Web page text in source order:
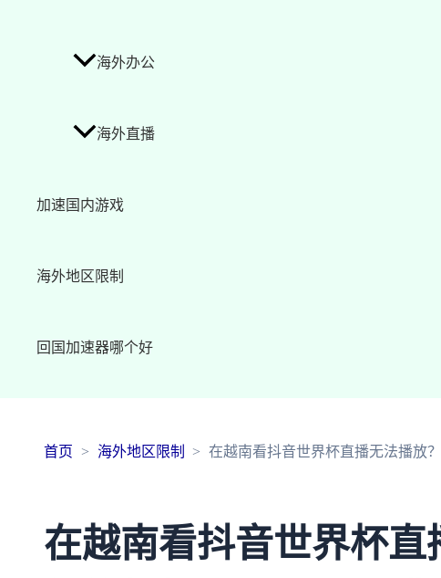
海外办公
海外直播
加速国内游戏
海外地区限制
回国加速器哪个好
首页 海外地区限制 在越南看抖音世界杯直播无法播放
在越南看抖音世界杯直